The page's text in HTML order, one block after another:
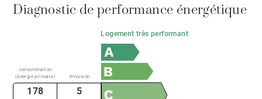
Diagnostic de performance énergétique
Logement très performant
consommation
(énergie primaire)
émission
178 5